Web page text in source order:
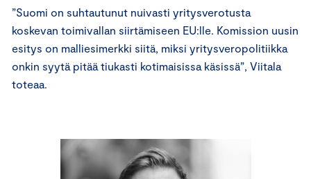
”Suomi on suhtautunut nuivasti yritysverotusta
koskevan toimivallan siirtämiseen EU:lle. Komission uusin
esitys on malliesimerkki siitä, miksi yritysveropolitiikka
onkin syytä pitää tiukasti kotimaisissa käsissä”, Viitala
toteaa.